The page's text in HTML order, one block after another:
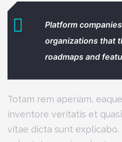
Platform
organizations that
roadmaps and
Totam rem aperiam,
inventore veritatis et
vitae dicta sunt explicabo.